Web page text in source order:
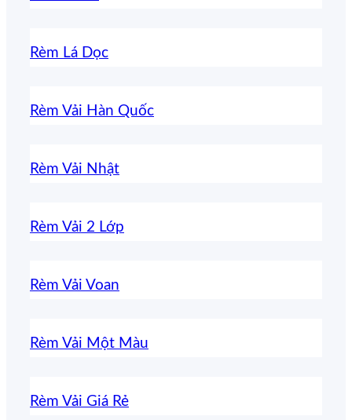
Rèm Lá Dọc
Rèm Vải Hàn Quốc
Rèm Vải Nhật
Rèm Vải 2 Lớp
Rèm Vải Voan
Rèm Vải Một Màu
Rèm Vải Giá Rẻ